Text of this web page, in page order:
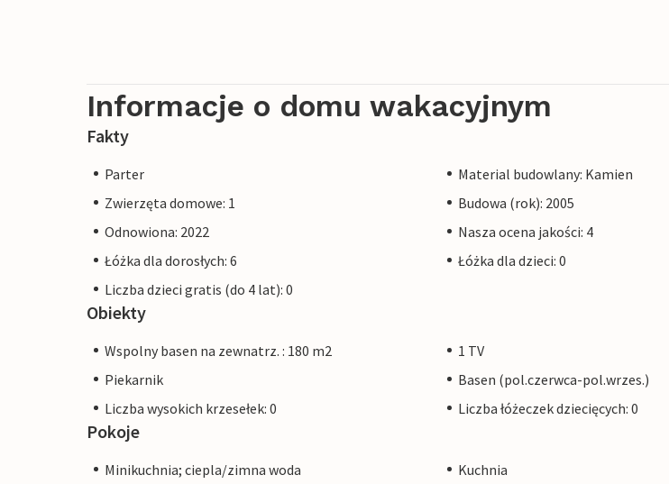
Informacje o domu wakacyjnym
Fakty
Parter
Material budowlany: Kamien
Zwierzęta domowe: 1
Budowa (rok): 2005
Odnowiona: 2022
Nasza ocena jakości: 4
Łóżka dla dorosłych: 6
Łóżka dla dzieci: 0
Liczba dzieci gratis (do 4 lat): 0
Obiekty
Wspolny basen na zewnatrz. : 180 m2
1 TV
Piekarnik
Basen (pol.czerwca-pol.wrzes.)
Liczba wysokich krzesełek: 0
Liczba łóżeczek dziecięcych: 0
Pokoje
Minikuchnia; ciepla/zimna woda
Kuchnia